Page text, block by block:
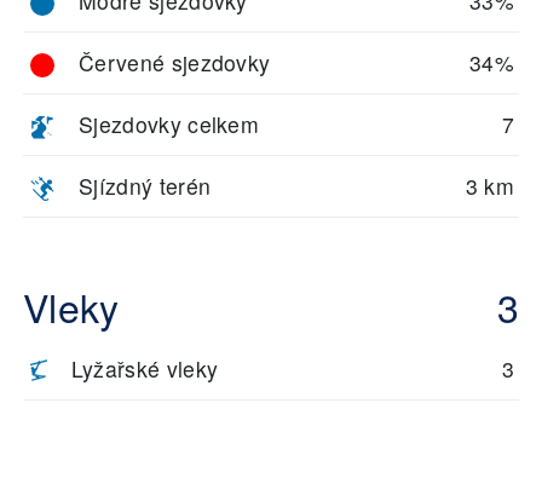
Červené sjezdovky 34%
Sjezdovky celkem 7
Sjízdný terén 3 km
Vleky 3
Lyžařské vleky 3